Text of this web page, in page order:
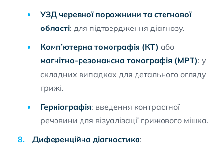
УЗД черевної порожнини та стегнової
області: для підтвердження діагнозу.
Комп’ютерна томографія (КТ) або
магнітно-резонансна томографія (МРТ): у
складних випадках для детального огляду
грижі.
Герніографія: введення контрастної
речовини для візуалізації грижового мішка.
Диференційна діагностика: